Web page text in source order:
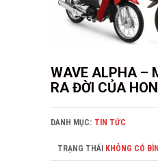
WAVE ALPHA –
RA ĐỜI CỦA
DANH MỤC: TIN TỨC
TRẠNG THÁI KHÔNG CÓ